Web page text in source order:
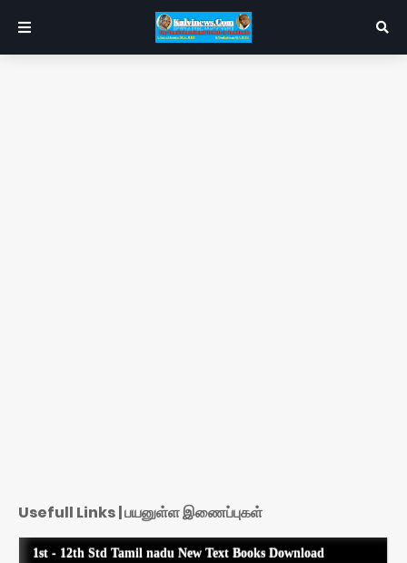
Usefull Links | பயனுள்ள இணைப்புகள்
1st - 12th Std Tamil nadu New Text Books Download